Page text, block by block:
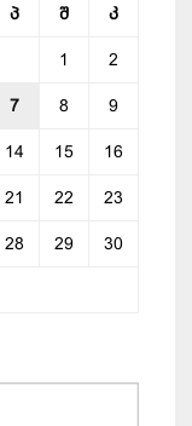
პ შ კ
1 2
7 8 9
14 15 16
21 22 23
28 29 30